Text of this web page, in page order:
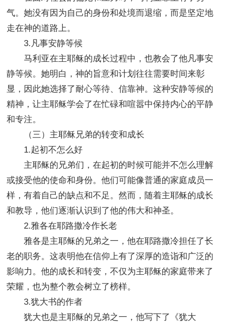
气。她没有因为自己的身份和处境而退缩，而是坚定地
走在神的道路上。
3.凡事安静等候
马利亚在主耶稣的成长过程中，也教会了他凡事安
静等候。她明白，神的旨意和计划往往需要时间来彰
显，因此她选择了耐心等待、信靠神。这种安静等候的
精神，让主耶稣学会了在忙碌和喧嚣中保持内心的平静
和专注。
（三）主耶稣兄弟的转变和成长
1.起初不怎么好
主耶稣的兄弟们，在起初的时候可能并不怎么理解
或接受他的使命和身份。他们可能像普通的家庭成员一
样，有着自己的缺点和不足。然而，随着主耶稣的成长
和教导，他们逐渐认识到了他的伟大和神圣。
2.雅各在耶路撒冷作长老
雅各是主耶稣的兄弟之一，他在耶路撒冷担任了长
老的职务。这表明他在信仰上有了深厚的造诣和广泛的
影响力。他的成长和转变，不仅为主耶稣的家庭带来了
荣耀，也为整个教会树立了榜样。
3.犹大书的作者
犹大也是主耶稣的兄弟之一，他写下了《犹大